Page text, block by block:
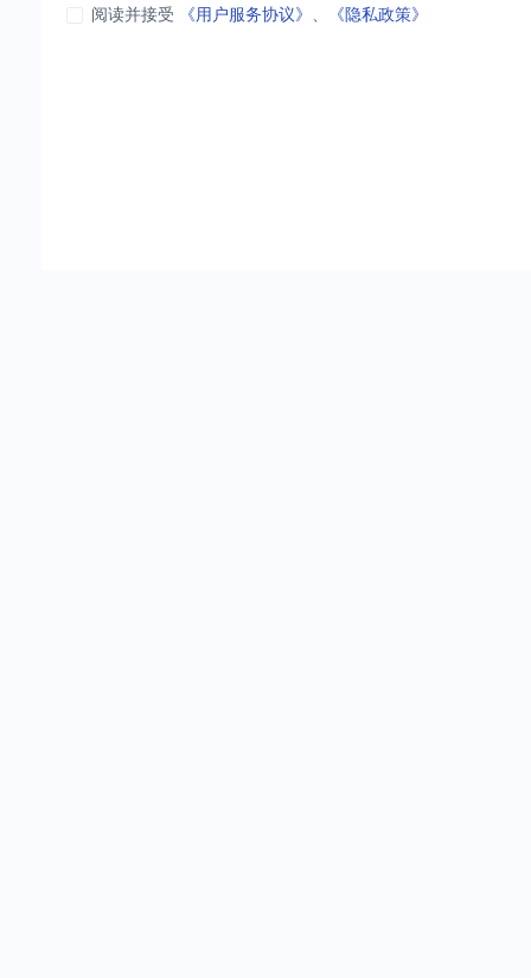
阅读并接受 《用户服务协议》 、 《隐私政策》